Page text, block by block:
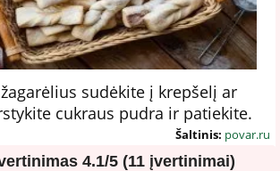
sudėkite į krepšelį ar
cukraus pudra ir patiekite.
Šaltinis: povar.ru
4.1/5 (11 įvertinimai)